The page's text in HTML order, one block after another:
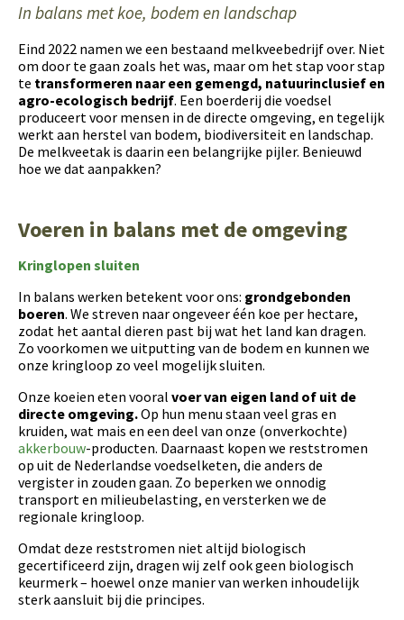
In balans met koe, bodem en landschap
Eind 2022 namen we een bestaand melkveebedrijf over. Niet
om door te gaan zoals het was, maar om het stap voor stap
te transformeren naar een gemengd, natuurinclusief en
agro-ecologisch bedrijf. Een boerderij die voedsel
produceert voor mensen in de directe omgeving, en tegelijk
werkt aan herstel van bodem, biodiversiteit en landschap.
De melkveetak is daarin een belangrijke pijler. Benieuwd
hoe we dat aanpakken?
Voeren in balans met de omgeving
Kringlopen sluiten
In balans werken betekent voor ons: grondgebonden
boeren. We streven naar ongeveer één koe per hectare,
zodat het aantal dieren past bij wat het land kan dragen.
Zo voorkomen we uitputting van de bodem en kunnen we
onze kringloop zo veel mogelijk sluiten.
Onze koeien eten vooral voer van eigen land of uit de
directe omgeving.Op hun menu staan veel gras en
kruiden, wat mais en een deel van onze (onverkochte)
akkerbouw-producten. Daarnaast kopen we reststromen
op uit de Nederlandse voedselketen, die anders de
vergister in zouden gaan. Zo beperken we onnodig
transport en milieubelasting, en versterken we de
regionale kringloop.
Omdat deze reststromen niet altijd biologisch
gecertificeerd zijn, dragen wij zelf ook geen biologisch
keurmerk – hoewel onze manier van werken inhoudelijk
sterk aansluit bij die principes.